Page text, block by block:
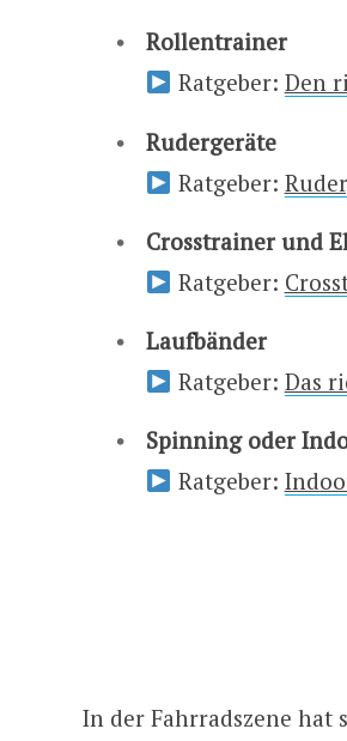
Rollentrainer
Ratgeber: Den
Rudergeräte
Ratgeber:
Crosstrainer und
Ratgeber:
Laufbänder
Ratgeber: Das
Spinning oder
Ratgeber:
In der Fahrradszene